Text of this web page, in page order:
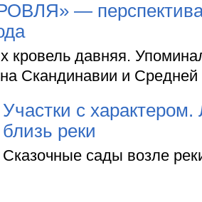
— перспектива
кровель давняя.
Скандинавии и Средней
Участки с характером.
близь реки
Сказочные сады возле